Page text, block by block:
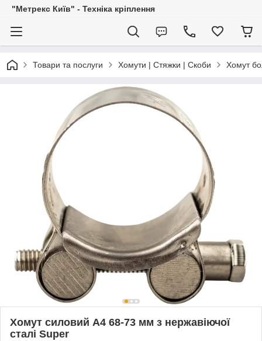
"Метрекс Київ" - Техніка кріплення
Товари та послуги Хомути | Стяжки | Скоби Хомут
Хомут силовий А4 68-73 мм з нержавіючої
сталі Super